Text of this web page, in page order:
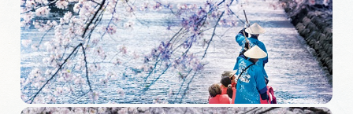
旅の予約
アクセス
インフォメーション